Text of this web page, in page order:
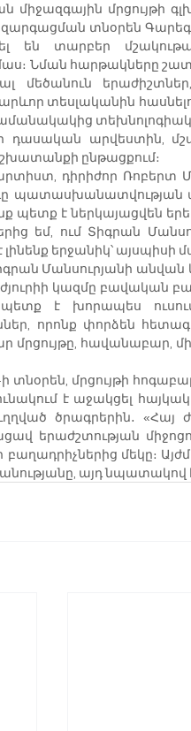
միջազգային մրցույթի
տնօրեն
են տարբեր
Նման հարթակները
մեծանուն
տեսլականին
դասական արվեստին,
ընթացքում։
դիրիժոր Ռոբերտ
պատասխանատվության
պետք է ներկայացվեն
եմ, ում Տիգրան
լինենք երջանիկ՝
Մանսուրյանի անվան
կազմը բավական
պետք է խորապես
որոնք փորձեն
մրցույթը, հավանաբար,
ի տնօրեն, մրցույթի
է աջակցել
ծրագրերին․ «Հայ
երաժշտության
բաղադրիչներից մեկը։
այդ նպատակով